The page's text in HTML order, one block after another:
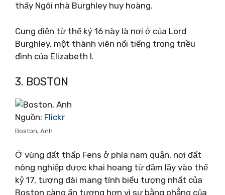
thấy Ngôi nhà Burghley huy hoàng.
Cung điện từ thế kỷ 16 này là nơi ở của Lord
Burghley, một thành viên nổi tiếng trong triều
đình của Elizabeth I.
3. BOSTON
Nguồn: Flickr
Boston, Anh
Ở vùng đất thấp Fens ở phía nam quận, nơi đất
nông nghiệp được khai hoang từ đầm lầy vào thế
kỷ 17, tượng đài mang tính biểu tượng nhất của
Boston càng ấn tượng hơn vì sự bằng phẳng của